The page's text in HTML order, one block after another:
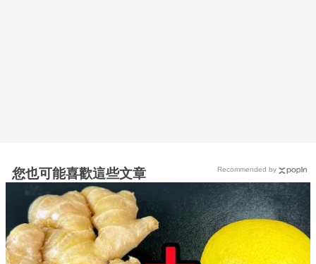
您也可能喜歡這些文章 Recommended by